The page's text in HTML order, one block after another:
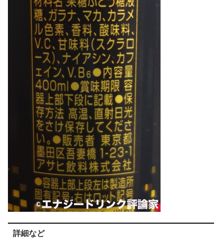
詳細など